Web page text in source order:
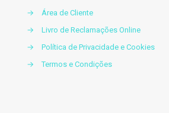
→
Área de Cliente
→
Livro de Reclamações Online
→
Política de Privacidade e Cookies
→
Termos e Condições